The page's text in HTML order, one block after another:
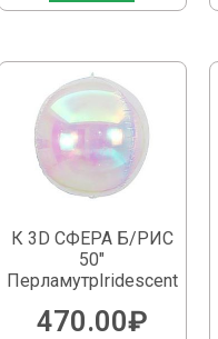
К 3D СФЕРА Б/РИС
50″
ПерламутрIridescent
470.00₽